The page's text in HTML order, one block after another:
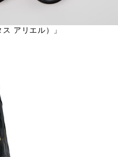
アリエル）」